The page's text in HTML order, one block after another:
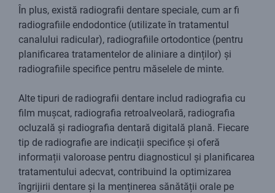
În plus, există radiografii dentare speciale, cum ar fi
radiografiile endodontice (utilizate în tratamentul
canalului radicular), radiografiile ortodontice (pentru
planificarea tratamentelor de aliniare a dinților) și
radiografiile specifice pentru măselele de minte.
Alte tipuri de radiografii dentare includ radiografia cu
film mușcat, radiografia retroalveolară, radiografia
ocluzală și radiografia dentară digitală plană. Fiecare
tip de radiografie are indicații specifice și oferă
informații valoroase pentru diagnosticul și planificarea
tratamentului adecvat, contribuind la optimizarea
îngrijirii dentare și la menținerea sănătății orale pe